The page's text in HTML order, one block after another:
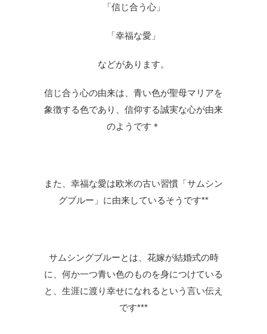
「信じ合う心」
「幸福な愛」
などがあります。
信じ合う心の由来は、青い色が聖母マリアを
象徴する色であり、信仰する誠実な心が由来
のようです＊
また、幸福な愛は欧米の古い習慣「サムシン
グブルー」に由来しているそうです**
サムシングブルーとは、花嫁が結婚式の時
に、何か一つ青い色のものを身につけている
と、生涯に渡り幸せになれるという言い伝え
です***